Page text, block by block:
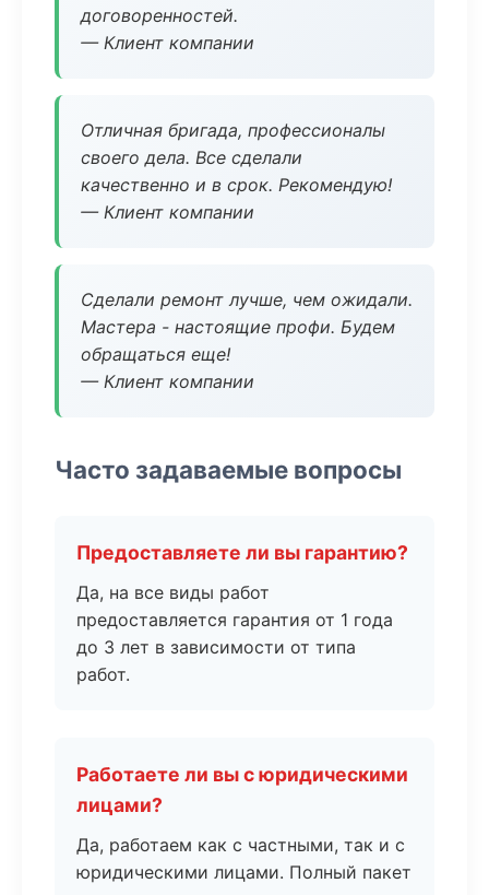
договоренностей.
— Клиент компании
Отличная бригада, профессионалы
своего дела. Все сделали
качественно и в срок. Рекомендую!
— Клиент компании
Сделали ремонт лучше, чем ожидали.
Мастера - настоящие профи. Будем
обращаться еще!
— Клиент компании
Часто задаваемые вопросы
Предоставляете ли вы гарантию?
Да, на все виды работ
предоставляется гарантия от 1 года
до 3 лет в зависимости от типа
работ.
Работаете ли вы с юридическими
лицами?
Да, работаем как с частными, так и с
юридическими лицами. Полный пакет